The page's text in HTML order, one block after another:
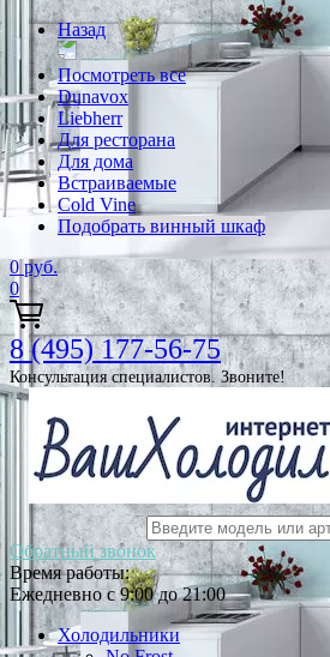
Назад
Посмотреть все
Dunavox
Liebherr
Для ресторана
Для дома
Встраиваемые
Cold Vine
Подобрать винный шкаф
0 руб.
0
8 (495) 177-56-75
Консультация специалистов. Звоните!
Обратный звонок
Время работы:
Ежедневно с 9:00 до 21:00
Холодильники